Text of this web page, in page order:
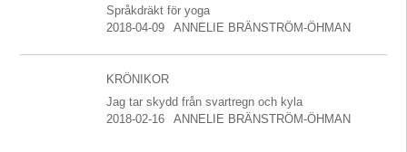
Språkdräkt för yoga
2018-04-09
ANNELIE BRÄNSTRÖM-ÖHMAN
KRÖNIKOR
Jag tar skydd från svartregn och kyla
2018-02-16
ANNELIE BRÄNSTRÖM-ÖHMAN